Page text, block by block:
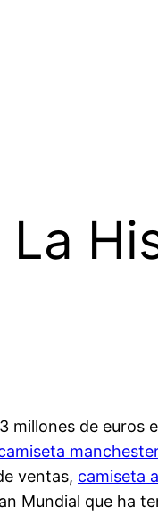
millones de euros
ventas, camiseta
Mundial que ha